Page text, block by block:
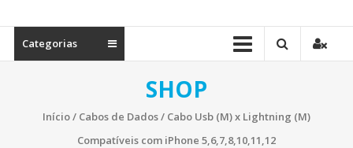
Categorias
SHOP
Início/ Cabos de Dados/ Cabo Usb (M) x Lightning (M)
Compatíveis com iPhone 5,6,7,8,10,11,12